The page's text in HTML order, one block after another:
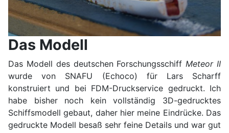
Das Modell
Das Modell des deutschen ForschungsschiffMeteor II
wurde von SNAFU (Echoco) für Lars Scharff
konstruiert und bei FDM-Druckservice gedruckt. Ich
habe bisher noch kein vollständig 3D-gedrucktes
Schiffsmodell gebaut, daher hier meine Eindrücke. Das
gedruckte Modell besaß sehr feine Details und war gut